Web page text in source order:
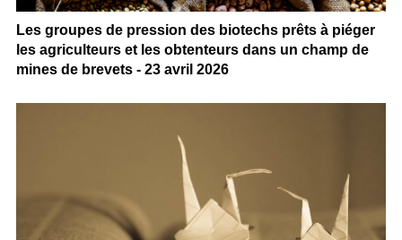
Les groupes de pression des biotechs prêts à piéger
les agriculteurs et les obtenteurs dans un champ de
mines de brevets - 23 avril 2026